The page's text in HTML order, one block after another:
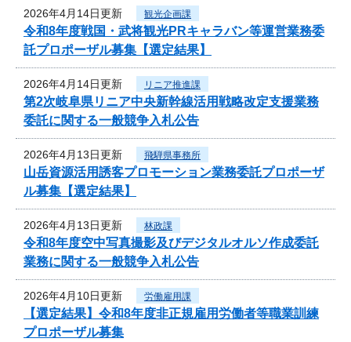
2026年4月14日更新 観光企画課
令和8年度戦国・武将観光PRキャラバン等運営業務委
託プロポーザル募集【選定結果】
2026年4月14日更新 リニア推進課
第2次岐阜県リニア中央新幹線活用戦略改定支援業務
委託に関する一般競争入札公告
2026年4月13日更新 飛騨県事務所
山岳資源活用誘客プロモーション業務委託プロポーザ
ル募集【選定結果】
2026年4月13日更新 林政課
令和8年度空中写真撮影及びデジタルオルソ作成委託
業務に関する一般競争入札公告
2026年4月10日更新 労働雇用課
【選定結果】令和8年度非正規雇用労働者等職業訓練
プロポーザル募集